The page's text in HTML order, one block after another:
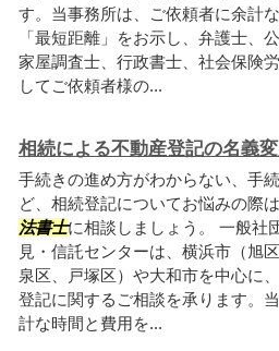
す。当事務所は、ご依頼者に余計
「最短距離」をお示し、弁護士、
家屋調査士、行政書士、社会保険
してご依頼者様の...
相続による不動産登記の名義
手続きの進め方がわからない、手
ど、相続登記についてお悩みの際
法書士に相談しましょう。 一般社
見・信託センターは、横浜市（旭区
泉区、戸塚区）や大和市を中心に
登記に関するご相談を承ります。
計な時間と費用を...